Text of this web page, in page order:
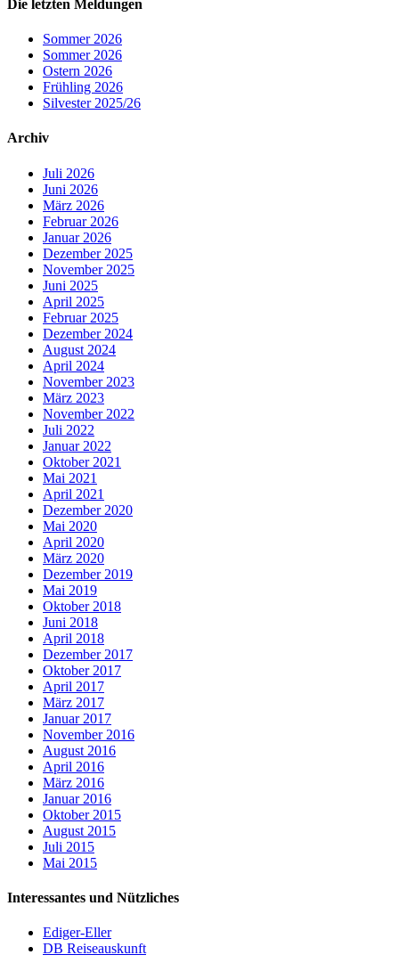
Die letzten Meldungen
Sommer 2026
Sommer 2026
Ostern 2026
Frühling 2026
Silvester 2025/26
Archiv
Juli 2026
Juni 2026
März 2026
Februar 2026
Januar 2026
Dezember 2025
November 2025
Juni 2025
April 2025
Februar 2025
Dezember 2024
August 2024
April 2024
November 2023
März 2023
November 2022
Juli 2022
Januar 2022
Oktober 2021
Mai 2021
April 2021
Dezember 2020
Mai 2020
April 2020
März 2020
Dezember 2019
Mai 2019
Oktober 2018
Juni 2018
April 2018
Dezember 2017
Oktober 2017
April 2017
März 2017
Januar 2017
November 2016
August 2016
April 2016
März 2016
Januar 2016
Oktober 2015
August 2015
Juli 2015
Mai 2015
Interessantes und Nützliches
Ediger-Eller
DB Reiseauskunft